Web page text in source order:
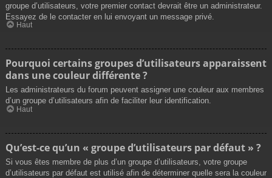
groupe d’utilisateurs, votre premier contact devrait être un administrateur.
Essayez de le contacter en lui envoyant un message privé.
Haut
Pourquoi certains groupes d’utilisateurs apparaissent
dans une couleur différente ?
Les administrateurs du forum peuvent assigner une couleur aux membres
d’un groupe d’utilisateurs afin de faciliter leur identification.
Haut
Qu’est-ce qu’un « groupe d’utilisateurs par défaut » ?
Si vous êtes membre de plus d’un groupe d’utilisateurs, votre groupe
d’utilisateurs par défaut est utilisé afin de déterminer quelle sera la couleur